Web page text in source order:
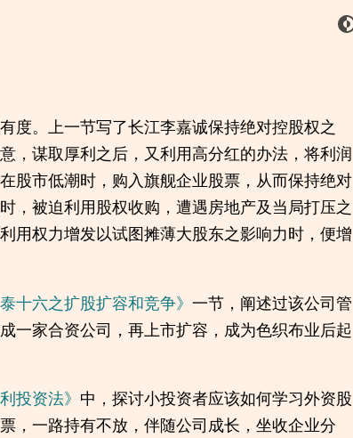
度。上一节写了长江李嘉诚保持绝对控股权之
，谋取厚利之后，又利用高分红的办法，将利润
股市低潮时，购入旗舰企业股票，从而保持绝对
，被迫利用股权收购，遭遇房地产及当局打压之
用权力增发以试图摊薄大股东之影响力时，便增
泰十六之扩股扩容和竞争》 一节，阐述过该公司管
一家合资公司，再上市扩容，成为色织布业后起
投资法》 中，探讨小投资者应该如何学习外资股
，一路持有不放，伴随公司成长，坐收企业分